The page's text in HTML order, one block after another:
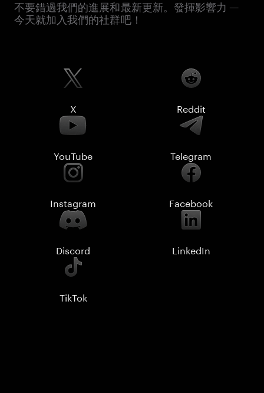
不要錯過我們的進展和最新更新。發揮影響力 —
今天就加入我們的社群吧！
X Reddit
YouTube Telegram
Instagram Facebook
Discord LinkedIn
TikTok